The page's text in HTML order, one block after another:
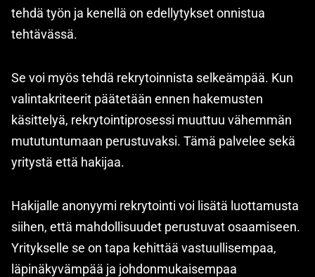
tehdä työn ja kenellä on edellytykset onnistua
tehtävässä.
Se voi myös tehdä rekrytoinnista selkeämpää. Kun
valintakriteerit päätetään ennen hakemusten
käsittelyä, rekrytointiprosessi muuttuu vähemmän
mututuntumaan perustuvaksi. Tämä palvelee sekä
yritystä että hakijaa.
Hakijalle anonyymi rekrytointi voi lisätä luottamusta
siihen, että mahdollisuudet perustuvat osaamiseen.
Yritykselle se on tapa kehittää vastuullisempaa,
läpinäkyvämpää ja johdonmukaisempaa